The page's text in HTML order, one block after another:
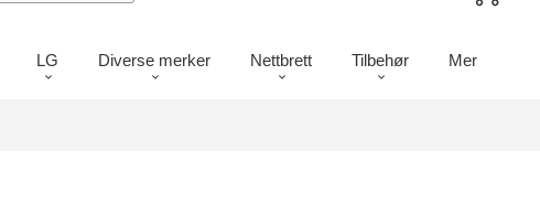
LG Diverse merker Nettbrett Tilbehør Mer